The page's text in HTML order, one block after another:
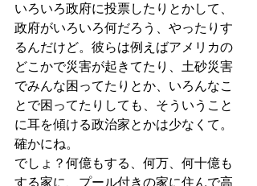
いろいろ政府に投票したりとかして、
政府がいろいろ何だろう、やったりす
るんだけど。彼らは例えばアメリカの
どこかで災害が起きてたり、土砂災害
でみんな困ってたりとか、いろんなこ
とで困ってたりしても、そういうこと
に耳を傾ける政治家とかは少なくて。
確かにね。
でしょ？何億もする、何万、何十億も
する家に、プール付きの家に住んで高